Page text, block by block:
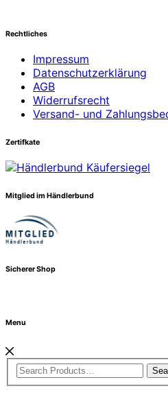
Rechtliches
Impressum
Datenschutzerklärung
AGB
Widerrufsrecht
Versand- und
Zertifkate
Mitglied im Händlerbund
Sicherer Shop
Menu